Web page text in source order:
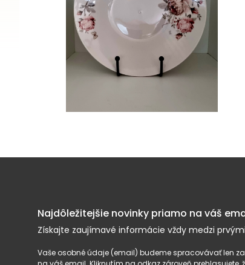
Najdôležitejšie novinky priamo na váš
Získajte zaujímavé informácie vždy medzi prvými
Vaše osobné údaje (email) budeme spracovávať len